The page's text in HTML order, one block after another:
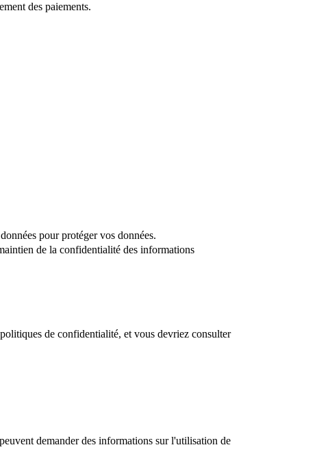
des paiements.
pour protéger vos données.
de la confidentialité des informations
de confidentialité, et vous devriez consulter
demander des informations sur l'utilisation de